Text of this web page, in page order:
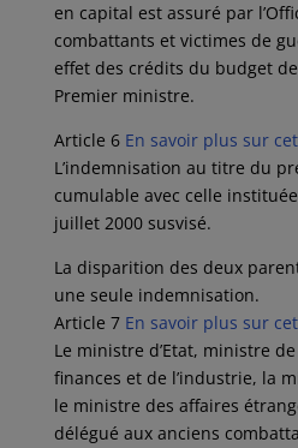
en capital est assuré par
combattants et victimes de
effet des crédits du budget
Premier ministre.
Article 6 En savoir plus sur
L’indemnisation au titre du
cumulable avec celle
juillet 2000 susvisé.
La disparition des deux
une seule indemnisation.
Article 7 En savoir plus sur
Le ministre d’Etat, ministre de
finances et de l’industrie, la
le ministre des affaires
délégué aux anciens